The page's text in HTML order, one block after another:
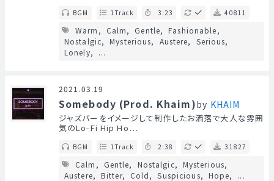
BGM 1Track 3:23 40811
Warm Calm Gentle
Fashionable
Nostalgic
Mysterious Austere
Serious
Lonely
...
2021.03.19
Somebody (Prod. Khaim)by KHAIM
ジャズバーをイメージして制作したお洒落で大人な雰囲
気のLo-Fi Hip Ho…
BGM 1Track 2:38 31827
Calm Gentle Nostalgic
Mysterious
Austere
Bitter Cold Suspicious Hope ...